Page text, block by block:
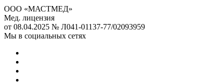
ООО «МАСТМЕД»
Мед. лицензия
от 08.04.2025 № Л041-01137-77/02093959
Мы в социальных сетях